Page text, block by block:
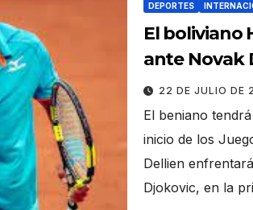
DEPORTES
El boliviano
ante Novak
22 DE JULIO DE
El beniano
inicio de los
Dellien
Djokovic, en la